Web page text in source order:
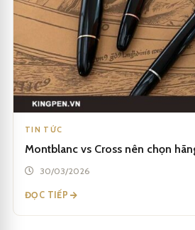
TIN TỨC
Montblanc vs Cross nên chọn
30/03/2026
ĐỌC TIẾP